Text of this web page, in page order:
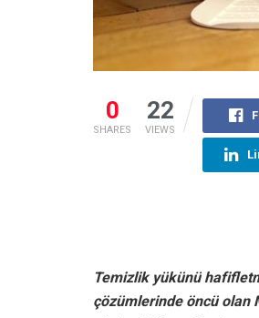
0
SHARES
22
VIEWS
Temizlik yükünü
çözümlerinde öncü olan